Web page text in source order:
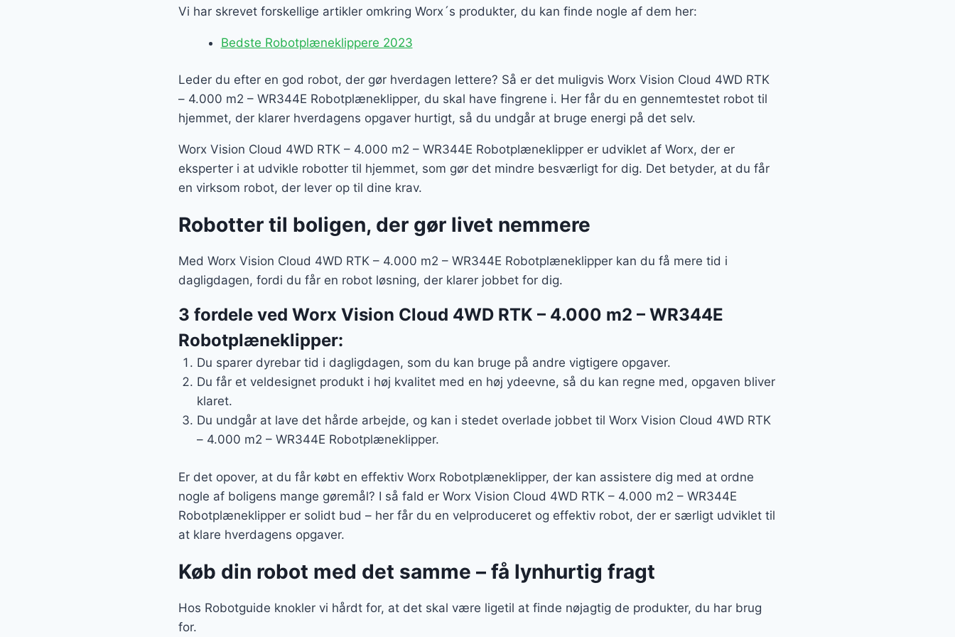
1.799 kr..1.619 kr..
Vi har skrevet forskellige artikler omkring Worx´s produkter, du kan finde nogle af dem her:
Bedste Robotplæneklippere 2023
Leder du efter en god robot, der gør hverdagen lettere? Så er det muligvis Worx Vision Cloud 4WD RTK
– 4.000 m2 – WR344E Robotplæneklipper, du skal have fingrene i. Her får du en gennemtestet robot til
hjemmet, der klarer hverdagens opgaver hurtigt, så du undgår at bruge energi på det selv.
Worx Vision Cloud 4WD RTK – 4.000 m2 – WR344E Robotplæneklipper er udviklet af Worx, der er
eksperter i at udvikle robotter til hjemmet, som gør det mindre besværligt for dig. Det betyder, at du får
en virksom robot, der lever op til dine krav.
Robotter til boligen, der gør livet nemmere
Med Worx Vision Cloud 4WD RTK – 4.000 m2 – WR344E Robotplæneklipper kan du få mere tid i
dagligdagen, fordi du får en robot løsning, der klarer jobbet for dig.
3 fordele ved Worx Vision Cloud 4WD RTK – 4.000 m2 – WR344E
Robotplæneklipper:
Du sparer dyrebar tid i dagligdagen, som du kan bruge på andre vigtigere opgaver.
Du får et veldesignet produkt i høj kvalitet med en høj ydeevne, så du kan regne med, opgaven bliver
klaret.
Du undgår at lave det hårde arbejde, og kan i stedet overlade jobbet til Worx Vision Cloud 4WD RTK
– 4.000 m2 – WR344E Robotplæneklipper.
Er det opover, at du får købt en effektiv Worx Robotplæneklipper, der kan assistere dig med at ordne
nogle af boligens mange gøremål? I så fald er Worx Vision Cloud 4WD RTK – 4.000 m2 – WR344E
Robotplæneklipper er solidt bud – her får du en velproduceret og effektiv robot, der er særligt udviklet til
at klare hverdagens opgaver.
Køb din robot med det samme – få lynhurtig fragt
Hos Robotguide knokler vi hårdt for, at det skal være ligetil at finde nøjagtig de produkter, du har brug
for.